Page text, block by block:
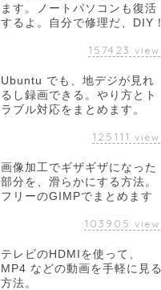
ます。ノートパソコンも復活
するよ。自分で修理だ、DIY！
157423 view
Ubuntu でも、地デジが見れ
るし録画できる。やり方とト
ラブル対応をまとめます。
125111 view
画像加工でギザギザになった
部分を、滑らかにする方法。
フリーのGIMPでまとめます
103905 view
テレビのHDMIを使って、
MP4 などの動画を手軽に見る
方法。